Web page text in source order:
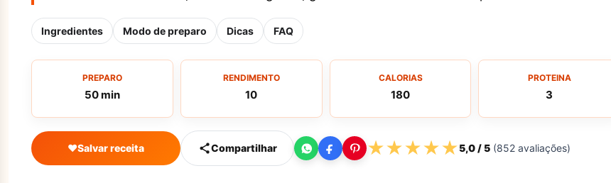
Ingredientes Modo de preparo Dicas FAQ
PREPARO
50 min
RENDIMENTO
10
CALORIAS
180
PROTEINA
3
♥Salvar receita Compartilhar ★★★★★5,0/ 5 (852 avaliações)